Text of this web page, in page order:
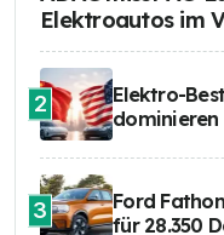
Elektroautos im
2
Elektro-
dominieren
3
Ford
für 28.350